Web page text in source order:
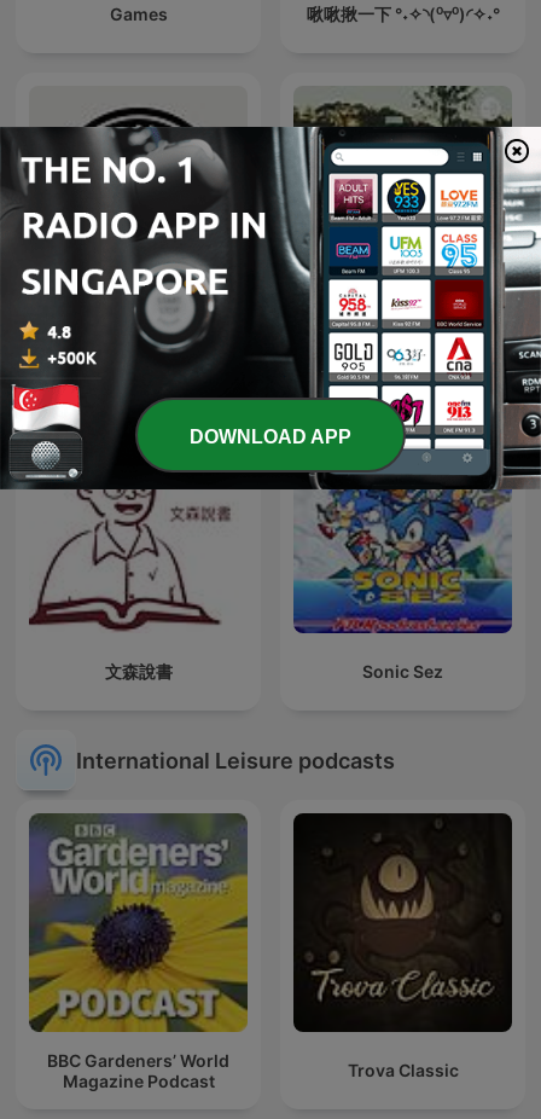
Games 啾啾揪一下 °˖✧◝(⁰▿⁰)◜✧˖°
TAMIL RADIO LIGHT - THE
Pavi என்கிற THRA
文森說書 Sonic Sez
International Leisure podcasts
BBC Gardeners’ World
Magazine Podcast
Trova Classic
DOWNLOAD APP